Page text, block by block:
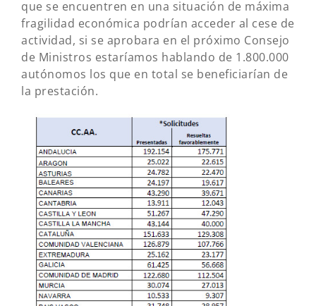
que se encuentren en una situación de máxima
fragilidad económica podrían acceder al cese de
actividad, si se aprobara en el próximo Consejo
de Ministros estaríamos hablando de 1.800.000
autónomos los que en total se beneficiarían de
la prestación.